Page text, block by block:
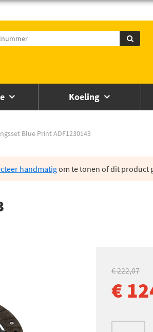
Koeling
Blue Print ADF1230143
handmatigom te tonen of dit product
€ 222,07
€